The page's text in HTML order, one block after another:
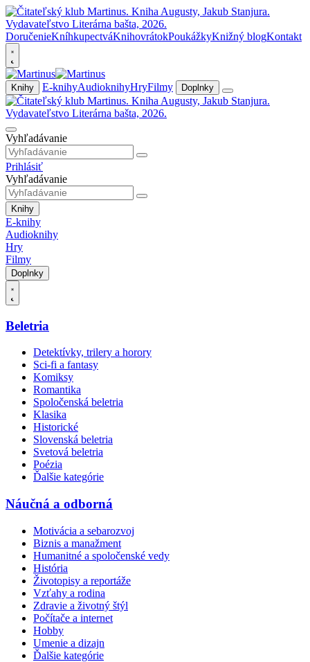
DoručenieKníhkupectváKnihovrátokPoukážkyKnižný blogKontakt
Knihy E-knihyAudioknihyHryFilmy Doplnky
Vyhľadávanie
Prihlásiť
Vyhľadávanie
Knihy
E-knihy
Audioknihy
Hry
Filmy
Doplnky
Beletria
Detektívky, trilery a horory
Sci-fi a fantasy
Komiksy
Romantika
Spoločenská beletria
Klasika
Historické
Slovenská beletria
Svetová beletria
Poézia
Ďalšie kategórie
Náučná a odborná
Motivácia a sebarozvoj
Biznis a manažment
Humanitné a spoločenské vedy
História
Životopisy a reportáže
Vzťahy a rodina
Zdravie a životný štýl
Počítače a internet
Hobby
Umenie a dizajn
Ďalšie kategórie